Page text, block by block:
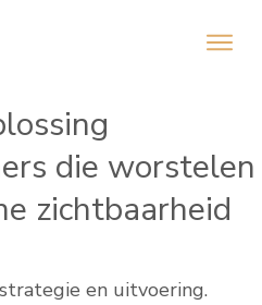
die worstelen
zichtbaarheid
en uitvoering.